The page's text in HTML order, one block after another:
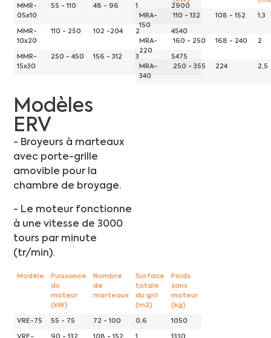
MMR-
05x10
55 - 110 48 - 96 1 2900
MMR-
10x20
110 - 250 102 -204 2 4540
MMR-
15x30
250 - 450 156 - 312 3 5475
MRA-
150
110 - 132 108 - 152 1,3
MRA-
220
160 - 250 168 - 240 2
MRA-
340
250 - 355 224 2,5
Modèles
ERV
- Broyeurs à marteaux
avec porte-grille
amovible pour la
chambre de broyage.
- Le moteur fonctionne
à une vitesse de 3000
tours par minute
(tr/min).
Modèle
Puissance
du
moteur
(kW)
Nombre
de
marteaux
Surface
totale
du gril
(m2)
Poids
sans
moteur
(kg)
VRE-75 55 - 75 72 - 100 0,6 1050